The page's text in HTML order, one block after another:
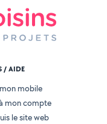
/ AIDE
mobile
mon compte
le site web